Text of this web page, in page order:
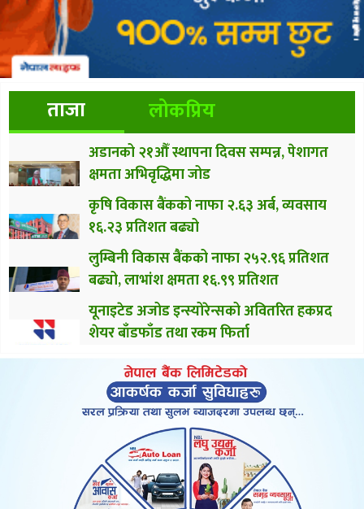
ताजा लोकप्रिय
अडानको २१औँ स्थापना दिवस सम्पन्न, पेशागत
क्षमता अभिवृद्धिमा जोड
कृषि विकास बैंकको नाफा २.६३ अर्ब, व्यवसाय
१६.२३ प्रतिशत बढ्यो
लुम्बिनी विकास बैंकको नाफा २५२.९६ प्रतिशत
बढ्यो, लाभांश क्षमता १६.९९ प्रतिशत
यूनाइटेड अजोड इन्स्योरेन्सको अवितरित हकप्रद
शेयर बाँडफाँड तथा रकम फिर्ता